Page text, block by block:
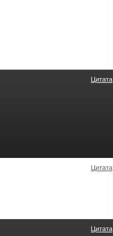
Цитата
Цитата
Цитата